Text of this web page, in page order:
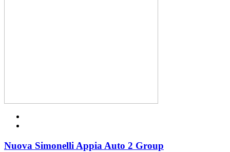
Nuova Simonelli Appia Auto 2 Group